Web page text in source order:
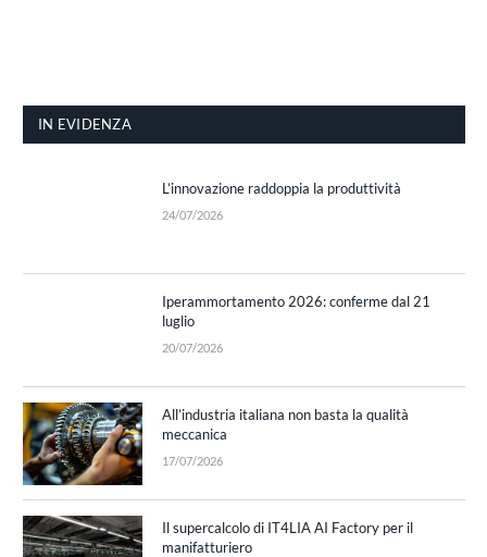
IN EVIDENZA
L’innovazione raddoppia la produttività
24/07/2026
Iperammortamento 2026: conferme dal 21
luglio
20/07/2026
All’industria italiana non basta la qualità
meccanica
17/07/2026
Il supercalcolo di IT4LIA AI Factory per il
manifatturiero